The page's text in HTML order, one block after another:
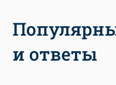
и ответы